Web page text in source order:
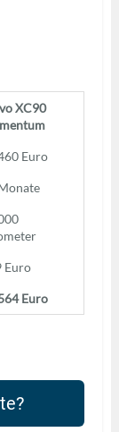
XC90
Euro
Euro
Euro